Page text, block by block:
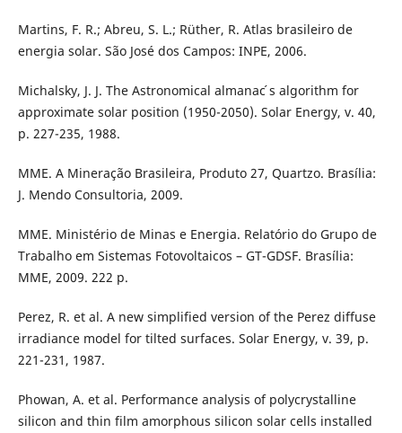
Martins, F. R.; Abreu, S. L.; Rüther, R. Atlas brasileiro de
energia solar. São José dos Campos: INPE, 2006.
Michalsky, J. J. The Astronomical almanac ́s algorithm for
approximate solar position (1950-2050). Solar Energy, v. 40,
p. 227-235, 1988.
MME. A Mineração Brasileira, Produto 27, Quartzo. Brasília:
J. Mendo Consultoria, 2009.
MME. Ministério de Minas e Energia. Relatório do Grupo de
Trabalho em Sistemas Fotovoltaicos – GT-GDSF. Brasília:
MME, 2009. 222 p.
Perez, R. et al. A new simplified version of the Perez diffuse
irradiance model for tilted surfaces. Solar Energy, v. 39, p.
221-231, 1987.
Phowan, A. et al. Performance analysis of polycrystalline
silicon and thin film amorphous silicon solar cells installed